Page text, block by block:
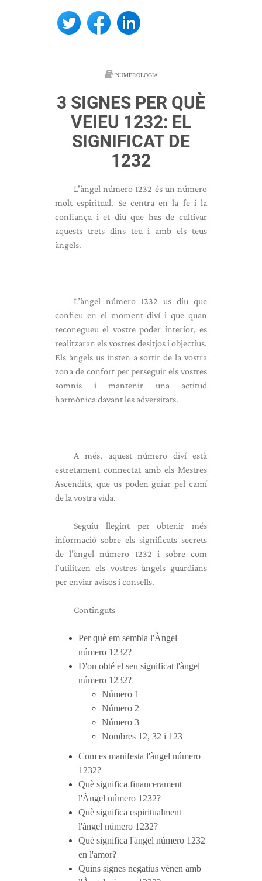
NUMEROLOGIA
3 SIGNES PER QUÈ
VEIEU 1232: EL
SIGNIFICAT DE
1232
L’àngel número 1232 és un número
molt espiritual. Se centra en la fe i la
confiança i et diu que has de cultivar
aquests trets dins teu i amb els teus
àngels.
L’àngel número 1232 us diu que
confieu en el moment diví i que quan
reconegueu el vostre poder interior, es
realitzaran els vostres desitjos i objectius.
Els àngels us insten a sortir de la vostra
zona de confort per perseguir els vostres
somnis i mantenir una actitud
harmònica davant les adversitats.
A més, aquest número diví està
estretament connectat amb els Mestres
Ascendits, que us poden guiar pel camí
de la vostra vida.
Seguiu llegint per obtenir més
informació sobre els significats secrets
de l’àngel número 1232 i sobre com
l’utilitzen els vostres àngels guardians
per enviar avisos i consells.
Continguts
Per què em sembla l'Àngel
número 1232?
D'on obté el seu significat l'àngel
número 1232?
Número 1
Número 2
Número 3
Nombres 12, 32 i 123
Com es manifesta l'àngel número
1232?
Què significa financerament
l'Àngel número 1232?
Què significa espiritualment
l'àngel número 1232?
Què significa l'àngel número 1232
en l'amor?
Quins signes negatius vénen amb